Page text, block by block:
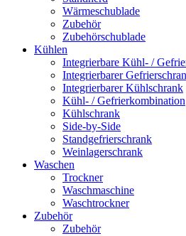
Wärmeschublade
Zubehör
Zubehörschublade
Kühlen
Integrierbare Kühl- /
Integrierbarer
Integrierbarer Kühlschrank
Kühl- / Gefrierkombination
Kühlschrank
Side-by-Side
Standgefrierschrank
Weinlagerschrank
Waschen
Trockner
Waschmaschine
Waschtrockner
Zubehör
Zubehör